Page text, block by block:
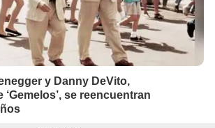
y Danny DeVito,
se reencuentran